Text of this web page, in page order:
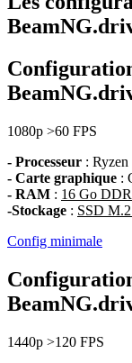
1080p >60 FPS
- Processeur :
- Carte graphique :
- RAM : 16 Go
-Stockage : SSD
Config minimale
1440p >120 FPS